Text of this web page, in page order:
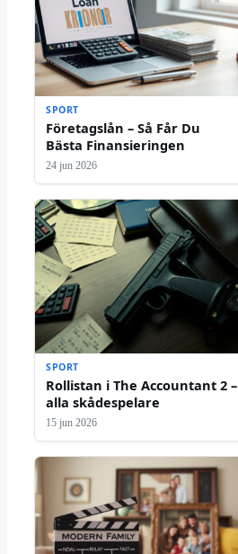
SPORT
Företagslån – Så Får Du
Bästa Finansieringen
24 jun 2026
SPORT
Rollistan i The Accountant 2 –
alla skådespelare
15 jun 2026